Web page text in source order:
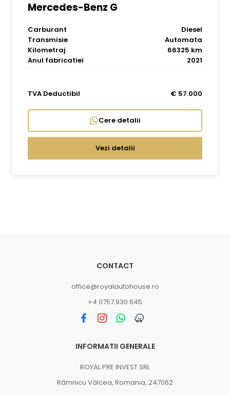
Mercedes-Benz G
Carburant
Diesel
Transmisie
Automata
Kilometraj
66325 km
Anul fabricatiei
2021
TVA Deductibil € 57.000
Cere detalii
Vezi detalii
CONTACT
office@royalautohouse.ro
+4 0757 930 645
INFORMATII GENERALE
ROYAL PRE INVEST SRL
Râmnicu Vâlcea, Romania, 247062